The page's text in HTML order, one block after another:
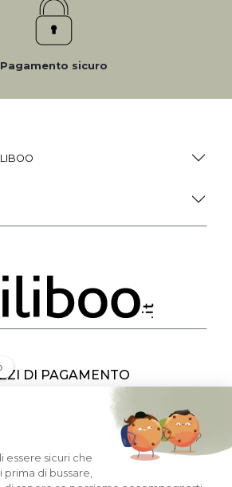
Pagamento sicuro
DI PAGAMENTO
NETWORK